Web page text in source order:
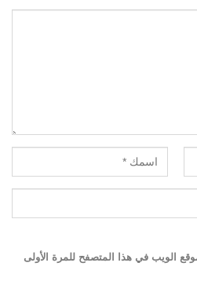
الويب في هذا المتصفح للمرة الأولى